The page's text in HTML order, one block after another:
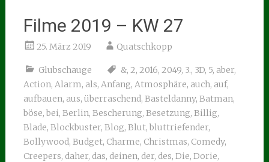
Filme 2019 – KW 27
25. März 2019 Quatschkopp
Glubschauge &, 2, 2016, 2049, 3., 3D, 5, aber,
Action, Alarm, als, Anfang, Atmosphäre, auch, auf,
aufbauen, aus, überraschend, Basteldanny, Batman,
böse, bei, Berlin, Bescherung, Besetzung, Billig,
Blade, Blockbuster, Blog, Blut, bluttriefender,
Bollywood, Budget, Charme, Christmas, Comedy,
Creepers, daher, das, deinen, der, des, Die, Dorie,